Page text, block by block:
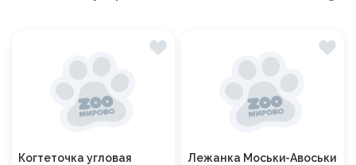
Когтеточка угловая
Лежанка Моськи-Авоськи